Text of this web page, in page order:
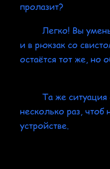
пролазит?
Легко! Вы
и в рюкзак со
остаётся тот же, но
Та же ситуация с
несколько раз,
устройстве.